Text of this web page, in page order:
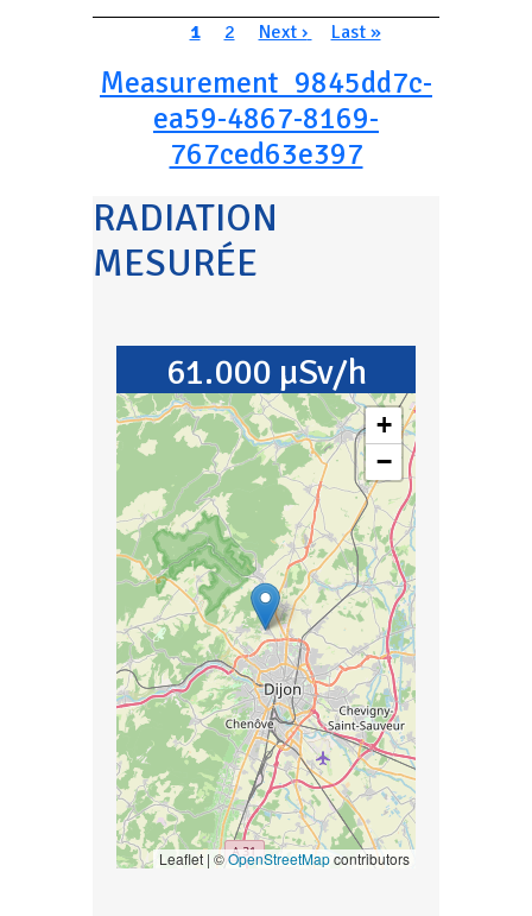
PaginationPage courante
1 Page
2 Page suivante
Next › Dernière page
Last »
Measurement_9845dd7c-
ea59-4867-8169-
767ced63e397
RADIATION
MESURÉE
61.000 µSv/h
+
−
Leaflet | ©OpenStreetMapcontributors